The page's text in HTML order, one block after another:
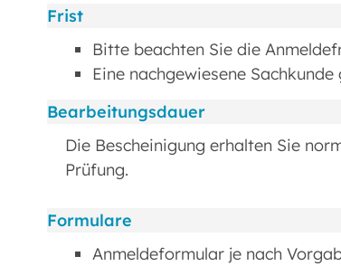
Frist
Bitte beachten Sie die
Eine nachgewiesene
Bearbeitungsdauer
Die Bescheinigung erhalten Sie
Prüfung.
Formulare
Anmeldeformular je nach